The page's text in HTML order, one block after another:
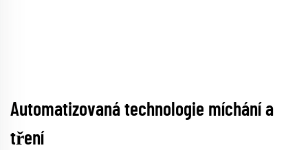
Automatizovaná technologie míchání a
tření